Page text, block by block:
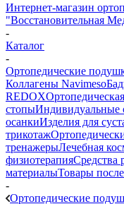
Интернет-магазин
"Восстановительная
-
Каталог
-
Ортопедические
Коллагены Navimeso
REDOX
стопыИндивидуальные
осанкиИзделия для
трикотаж
тренажерыЛечебная
физиотерапияСредства
материалыТовары
-
Ортопедические